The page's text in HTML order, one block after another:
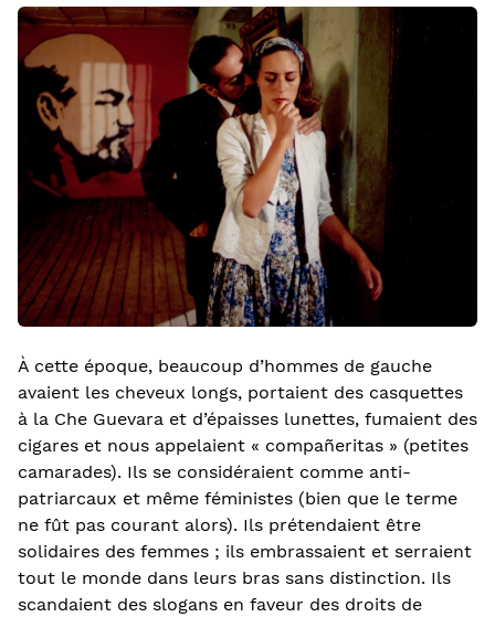
À cette époque, beaucoup d’hommes de gauche
avaient les cheveux longs, portaient des casquettes
à la Che Guevara et d’épaisses lunettes, fumaient des
cigares et nous appelaient « compañeritas » (petites
camarades). Ils se considéraient comme anti-
patriarcaux et même féministes (bien que le terme
ne fût pas courant alors). Ils prétendaient être
solidaires des femmes ; ils embrassaient et serraient
tout le monde dans leurs bras sans distinction. Ils
scandaient des slogans en faveur des droits de